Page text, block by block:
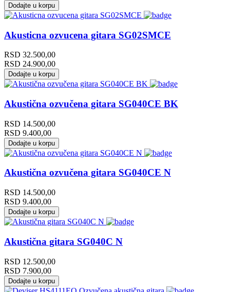
Dodajte u korpu
Akusticna ozvucena gitara SG02SMCE
RSD 32.500,00
RSD 24.900,00
Dodajte u korpu
Akustična ozvučena gitara SG040CE BK
RSD 14.500,00
RSD 9.400,00
Dodajte u korpu
Akustična ozvučena gitara SG040CE N
RSD 14.500,00
RSD 9.400,00
Dodajte u korpu
Akustična gitara SG040C N
RSD 12.500,00
RSD 7.900,00
Dodajte u korpu